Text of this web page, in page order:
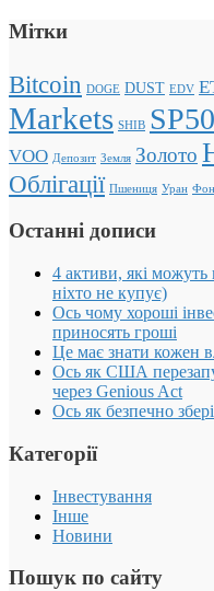
Мітки
Bitcoin DOGE DUST EDV
Markets SHIB
VOO Депозит Земля Золото
Облігації Пшениця Уран
Останні дописи
4 активи, які можуть
ніхто не купує)
Ось чому хороші
приносять гроші
Це має знати кожен
Ось як США
через Genious Act
Ось як безпечно
Категорії
Інвестування
Інше
Новини
Пошук по сайту